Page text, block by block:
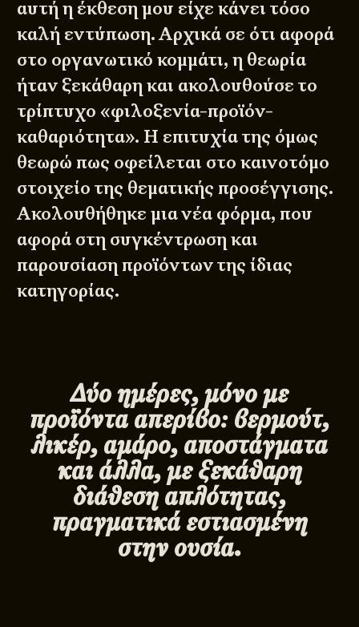
αυτή η έκθεση μου είχε κάνει τόσο
καλή εντύπωση. Αρχικά σε ότι αφορά
στο οργανωτικό κομμάτι, η θεωρία
ήταν ξεκάθαρη και ακολουθούσε το
τρίπτυχο «φιλοξενία-προϊόν-
καθαριότητα». Η επιτυχία της όμως
θεωρώ πως οφείλεται στο καινοτόμο
στοιχείο της θεματικής προσέγγισης.
Ακολουθήθηκε μια νέα φόρμα, που
αφορά στη συγκέντρωση και
παρουσίαση προϊόντων της ίδιας
κατηγορίας.
Δύο ημέρες, μόνο με
προϊόντα απερίβο: βερμούτ,
λικέρ, αμάρο, αποστάγματα
και άλλα, με ξεκάθαρη
διάθεση απλότητας,
πραγματικά εστιασμένη
στην ουσία.